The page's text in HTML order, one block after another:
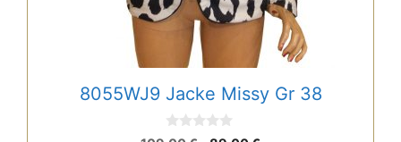
8055WJ9 Jacke Missy Gr 38
0